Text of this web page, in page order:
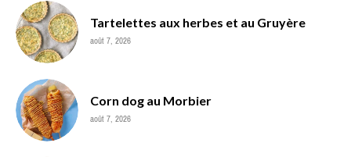
Tartelettes aux herbes et au Gruyère
août 7, 2026
Corn dog au Morbier
août 7, 2026